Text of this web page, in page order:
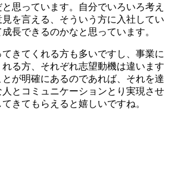
思っています。自分でいろいろ考え
を言える、そういう方に入社してい
長できるのかなと思っています。
きてくれる方も多いですし、事業に
る方、それぞれ志望動機は違います
が明確にあるのであれば、それを達
とコミュニケーションとり実現させ
きてもらえると嬉しいですね。